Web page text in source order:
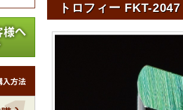
トロフィー FKT-2047